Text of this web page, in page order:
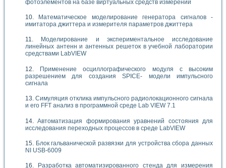
фотоэлементов на базе виртуальных средств измерений
Математическое моделирование генератора сигналов -
имитатора джиттера и измерителя параметров джиттера
Моделирование и экспериментальное исследование
линейных антенн и антенных решеток в учебной лаборатории
средствами LabVIEW
Применение осциллографического модуля с высоким
разрешением для создания SPICE- модели импульсного
сигнала
Симуляция отклика импульсного радиолокационного сигнала
и его FFT анализ в программной среде Lab VIEW 7.1
Автоматизация формирования уравнений состояния для
исследования переходных процессов в среде LabVIEW
Блок гальванической развязки для устройства сбора данных
NI USB-6009
Разработка автоматизированного стенда для измерения